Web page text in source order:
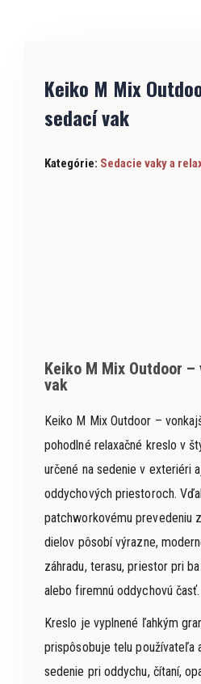
Keiko M Mix
sedací vak
Kategórie: Sedacie vaky a
Keiko M Mix Outdoor
vak
Keiko M Mix Outdoor –
pohodlné relaxačné kreslo v
určené na sedenie v exteriéri
oddychových priestoroch.
patchworkovému prevedeniu
dielov pôsobí výrazne,
záhradu, terasu, priestor pri
alebo firemnú oddychovú časť.
Kreslo je vyplnené ľahkým
prispôsobuje telu používateľa
sedenie pri oddychu, čítaní,